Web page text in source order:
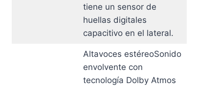
tiene un sensor de
huellas digitales
capacitivo en el lateral.
Altavoces estéreoSonido
envolvente con
tecnología Dolby Atmos